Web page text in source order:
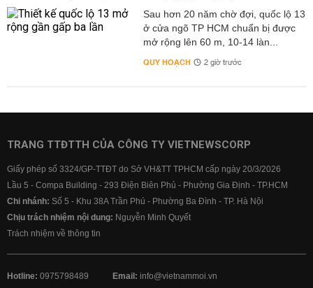
Sau hơn 20 năm chờ đợi, quốc lộ 13
ở cửa ngõ TP HCM chuẩn bị được
mở rộng lên 60 m, 10-14 làn...
QUY HOẠCH 2 giờ trước
TRANG TTĐTTH CỦA CÔNG TY VIETNEWSCORP
Giấy phép số 3324/GP-TTĐT do Sở VH&TT TPHCM cấp ngày 20/3/2026
Lầu 5 - Compa Building - 293 Điện Biên Phủ - Phường Gia Định - TP.HCM
Chi nhánh: Số 5 - Khu 38A Trần Phú - Phường Ba Đình - TP. Hà Nội
Chịu trách nhiệm nội dung: Nguyễn Minh Quyết
Trách nhiệm về thông tin
Hotline: 0975798489 Email: info@vietnammoi.vn